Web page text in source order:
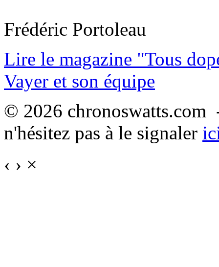
Frédéric Portoleau
Lire le magazine "Tous
Vayer et son équipe
© 2026
n'hésitez pas à le signaler
‹ › ×